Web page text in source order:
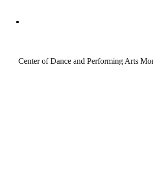
Center of Dance and Performing Arts